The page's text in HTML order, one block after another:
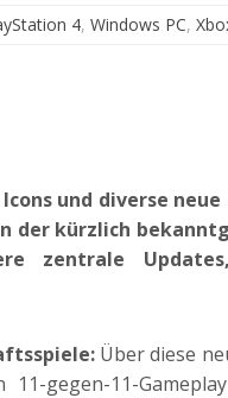
4,Windows PC,
Icons und diverse
der kürzlich
zentrale
Über diese
11-gegen-11-